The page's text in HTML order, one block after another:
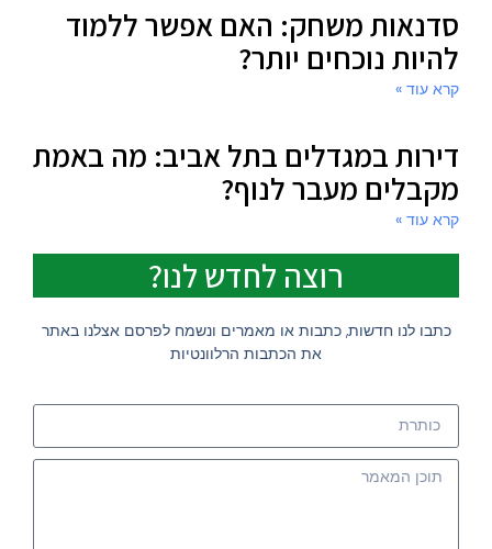
סדנאות משחק: האם אפשר ללמוד
להיות נוכחים יותר?
קרא עוד »
דירות במגדלים בתל אביב: מה באמת
מקבלים מעבר לנוף?
קרא עוד »
רוצה לחדש לנו?
כתבו לנו חדשות, כתבות או מאמרים ונשמח לפרסם אצלנו באתר
את הכתבות הרלוונטיות